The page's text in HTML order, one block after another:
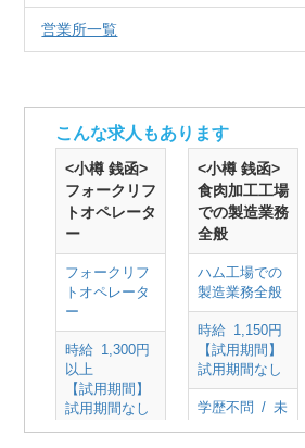
営業所一覧
こんな求人もあります
<小樽 銭函>
フォークリフ
トオペレータ
ー
フォークリフ
トオペレータ
ー
時給 1,300円
以上
【試用期間】
試用期間なし
<小樽 銭函>
食肉加工工場
での製造業務
全般
ハム工場での
製造業務全般
時給 1,150円
【試用期間】
試用期間なし
学歴不問 / 未